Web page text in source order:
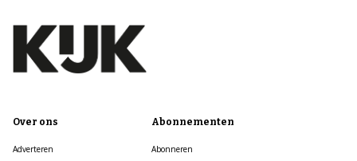
Over ons
Adverteren
Abonnementen
Abonneren